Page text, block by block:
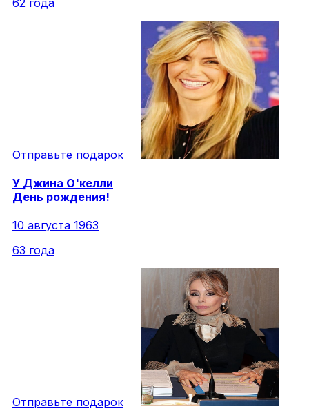
Отправьте подарок
У Джина О'келли
День рождения!
10 августа 1963
63 года
Отправьте подарок